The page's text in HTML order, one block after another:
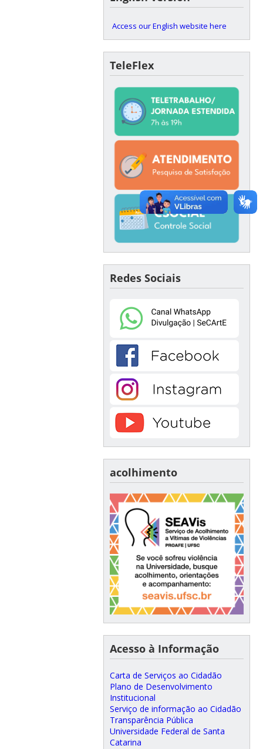
Access our English website here
TeleFlex
Redes Sociais
acolhimento
Acesso à Informação
Carta de Serviços ao Cidadão
Plano de Desenvolvimento
Institucional
Serviço de informação ao Cidadão
Transparência Pública
Universidade Federal de Santa
Catarina